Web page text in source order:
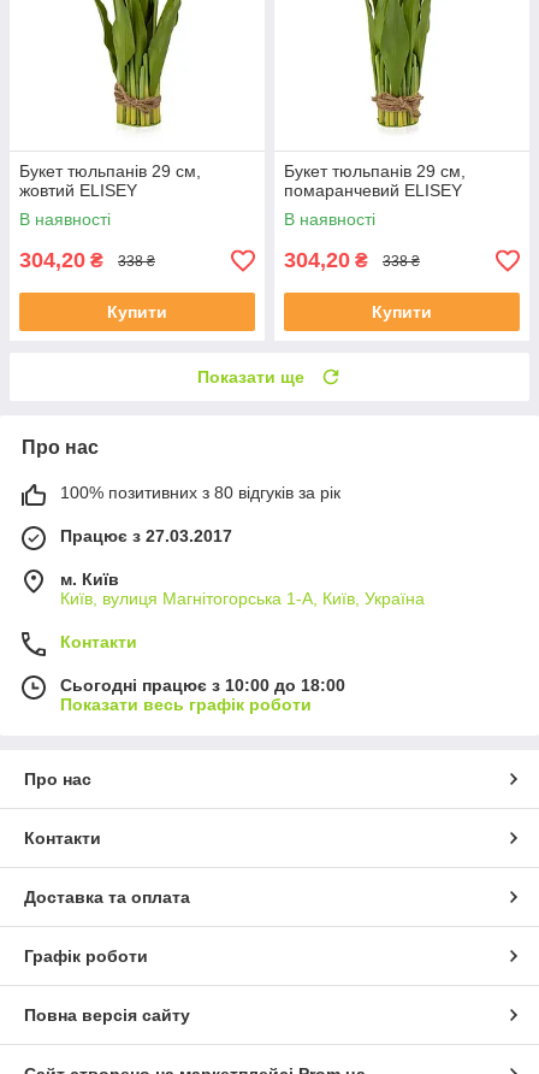
Букет тюльпанів 29 см,
жовтий ELISEY
В наявності
304,20 ₴ 338 ₴
Купити
Букет тюльпанів 29 см,
помаранчевий ELISEY
В наявності
304,20 ₴ 338 ₴
Купити
Показати ще
Про нас
100% позитивних з 80 відгуків за рік
Працює з 27.03.2017
м. Київ
Київ, вулиця Магнітогорська 1-А, Київ, Україна
Контакти
Сьогодні працює з 10:00 до 18:00
Показати весь графік роботи
Про нас
Контакти
Доставка та оплата
Графік роботи
Повна версія сайту